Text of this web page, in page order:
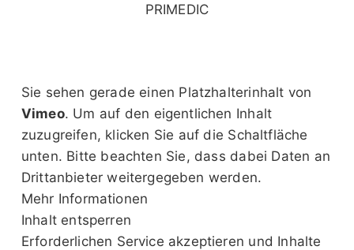
PRIMEDIC
Sie sehen gerade einen Platzhalterinhalt von
Vimeo. Um auf den eigentlichen Inhalt
zuzugreifen, klicken Sie auf die Schaltfläche
unten. Bitte beachten Sie, dass dabei Daten an
Drittanbieter weitergegeben werden.
Mehr Informationen
Inhalt entsperren
Erforderlichen Service akzeptieren und Inhalte